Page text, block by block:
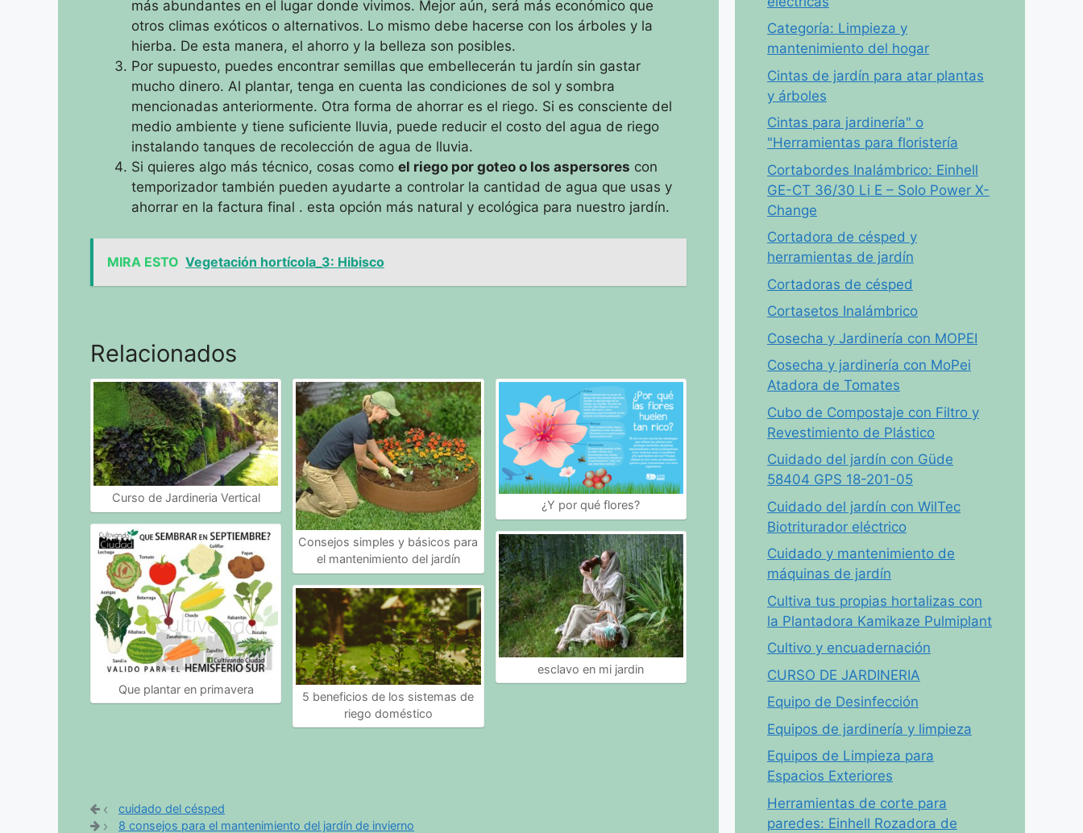
más abundantes en el lugar donde vivimos. Mejor aún, será más económico que
otros climas exóticos o alternativos. Lo mismo debe hacerse con los árboles y la
hierba. De esta manera, el ahorro y la belleza son posibles.
Por supuesto, puedes encontrar semillas que embellecerán tu jardín sin gastar
mucho dinero. Al plantar, tenga en cuenta las condiciones de sol y sombra
mencionadas anteriormente. Otra forma de ahorrar es el riego. Si es consciente del
medio ambiente y tiene suficiente lluvia, puede reducir el costo del agua de riego
instalando tanques de recolección de agua de lluvia.
Si quieres algo más técnico, cosas como el riego por goteo o los aspersores con
temporizador también pueden ayudarte a controlar la cantidad de agua que usas y
ahorrar en la factura final . esta opción más natural y ecológica para nuestro jardín.
MIRA ESTO Vegetación hortícola_3: Hibisco
Relacionados
Curso de Jardineria Vertical
Que plantar en primavera
Consejos simples y básicos para
el mantenimiento del jardín
5 beneficios de los sistemas de
riego doméstico
¿Y por qué flores?
esclavo en mi jardin
cuidado del césped
8 consejos para el mantenimiento del jardín de invierno
Categoría: Limpieza y
mantenimiento del hogar
Cintas de jardín para atar plantas
y árboles
Cintas para jardinería" o
"Herramientas para floristería
Cortabordes Inalámbrico: Einhell
GE-CT 36/30 Li E – Solo Power X-
Change
Cortadora de césped y
herramientas de jardín
Cortadoras de césped
Cortasetos Inalámbrico
Cosecha y Jardinería con MOPEI
Cosecha y jardinería con MoPei
Atadora de Tomates
Cubo de Compostaje con Filtro y
Revestimiento de Plástico
Cuidado del jardín con Güde
58404 GPS 18-201-05
Cuidado del jardín con WilTec
Biotriturador eléctrico
Cuidado y mantenimiento de
máquinas de jardín
Cultiva tus propias hortalizas con
la Plantadora Kamikaze Pulmiplant
Cultivo y encuadernación
CURSO DE JARDINERIA
Equipo de Desinfección
Equipos de jardinería y limpieza
Equipos de Limpieza para
Espacios Exteriores
Herramientas de corte para
paredes: Einhell Rozadora de